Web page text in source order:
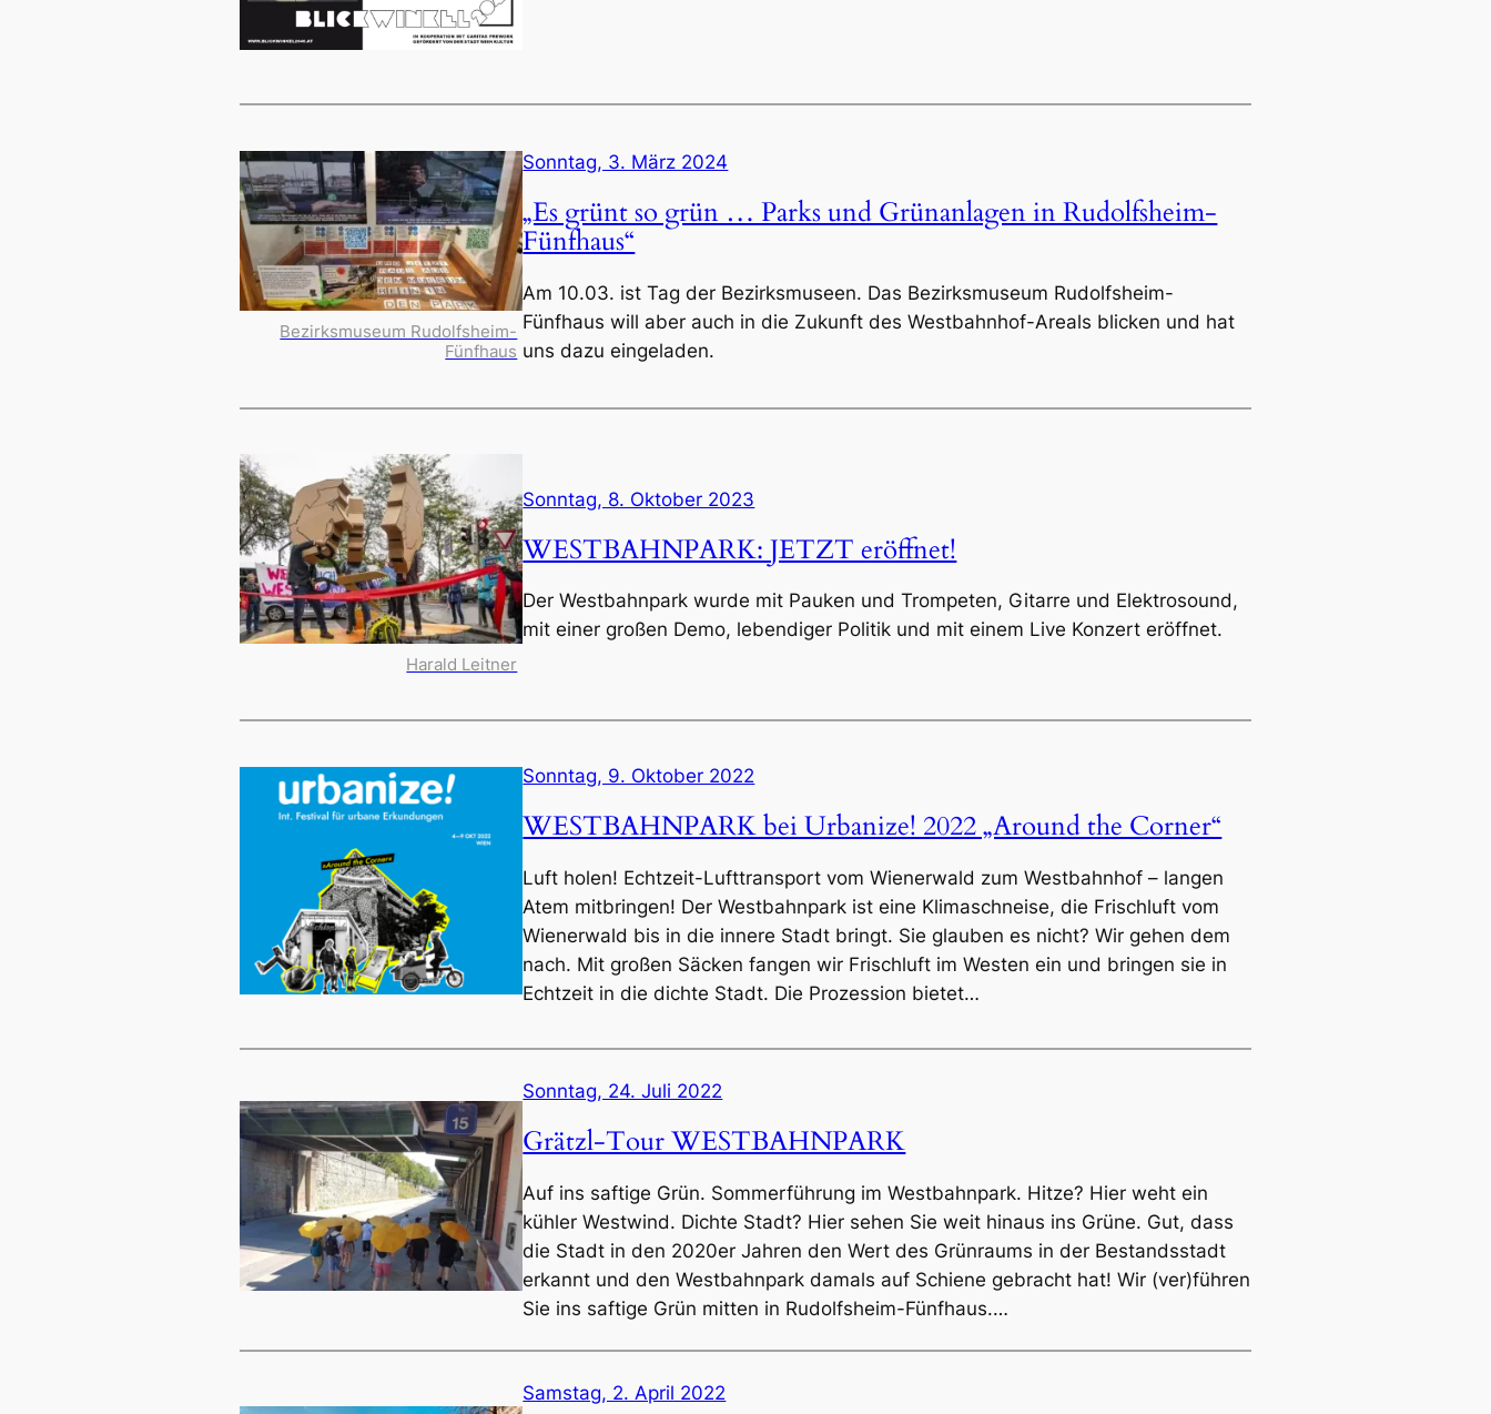
Bezirksmuseum Rudolfsheim-
Fünfhaus
Sonntag, 3. März 2024
„Es grünt so grün … Parks und Grünanlagen in Rudolfsheim-
Fünfhaus“
Am 10.03. ist Tag der Bezirksmuseen. Das Bezirksmuseum Rudolfsheim-
Fünfhaus will aber auch in die Zukunft des Westbahnhof-Areals blicken und hat
uns dazu eingeladen.
Harald Leitner
Sonntag, 8. Oktober 2023
WESTBAHNPARK: JETZT eröffnet!
Der Westbahnpark wurde mit Pauken und Trompeten, Gitarre und Elektrosound,
mit einer großen Demo, lebendiger Politik und mit einem Live Konzert eröffnet.
Sonntag, 9. Oktober 2022
WESTBAHNPARK bei Urbanize! 2022 „Around the Corner“
Luft holen! Echtzeit-Lufttransport vom Wienerwald zum Westbahnhof – langen
Atem ­mitbringen! Der Westbahnpark ist eine Klimaschneise, die Frischluft vom
Wienerwald bis in die innere Stadt bringt. Sie glauben es nicht? Wir gehen dem
nach. Mit großen Säcken fangen wir Frischluft im Westen ein und bringen sie in
Echtzeit in die dichte Stadt. Die Prozession bietet…
Sonntag, 24. Juli 2022
Grätzl-Tour WESTBAHNPARK
Auf ins saftige Grün. Sommerführung im Westbahnpark. Hitze? Hier weht ein
kühler Westwind. Dichte Stadt? Hier sehen Sie weit hinaus ins Grüne. Gut, dass
die Stadt in den 2020er Jahren den Wert des Grünraums in der Bestandsstadt
erkannt und den Westbahnpark damals auf Schiene gebracht hat! Wir (ver)führen
Sie ins saftige Grün mitten in Rudolfsheim-Fünfhaus.…
Samstag, 2. April 2022